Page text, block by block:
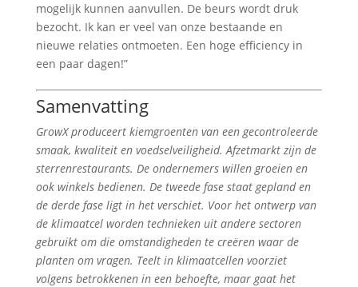
mogelijk kunnen aanvullen. De beurs wordt druk
bezocht. Ik kan er veel van onze bestaande en
nieuwe relaties ontmoeten. Een hoge efficiency in
een paar dagen!”
Samenvatting
GrowX produceert kiemgroenten van een gecontroleerde
smaak, kwaliteit en voedselveiligheid. Afzetmarkt zijn de
sterrenrestaurants. De ondernemers willen groeien en
ook winkels bedienen. De tweede fase staat gepland en
de derde fase ligt in het verschiet. Voor het ontwerp van
de klimaatcel worden technieken uit andere sectoren
gebruikt om die omstandigheden te creëren waar de
planten om vragen. Teelt in klimaatcellen voorziet
volgens betrokkenen in een behoefte, maar gaat het